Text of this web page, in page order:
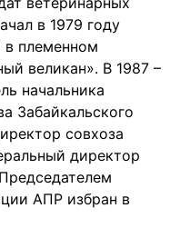
в 1979 году
в племенном
великан». В 1987 –
начальника
Забайкальского
совхоза
директор
АПР избран в